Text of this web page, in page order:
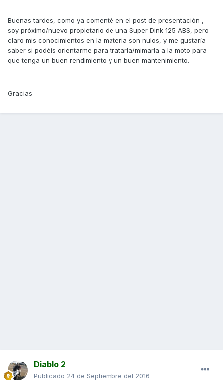
Buenas tardes, como ya comenté en el post de presentación ,
soy próximo/nuevo propietario de una Super Dink 125 ABS, pero
claro mis conocimientos en la materia son nulos, y me gustaría
saber si podéis orientarme para tratarla/mimarla a la moto para
que tenga un buen rendimiento y un buen mantenimiento.
Gracias
Diablo 2
Publicado 24 de Septiembre del 2016